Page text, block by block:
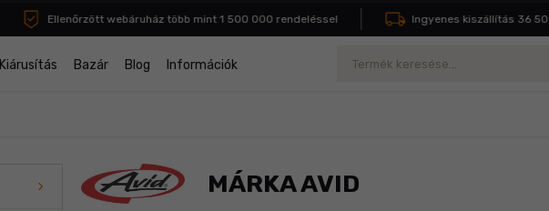
Ellenőrzött webáruház több mint 1 500 000 rendeléssel Ingyenes kiszállítás 36 500
Kiárusítás Bazár Blog Információk
MÁRKA AVID